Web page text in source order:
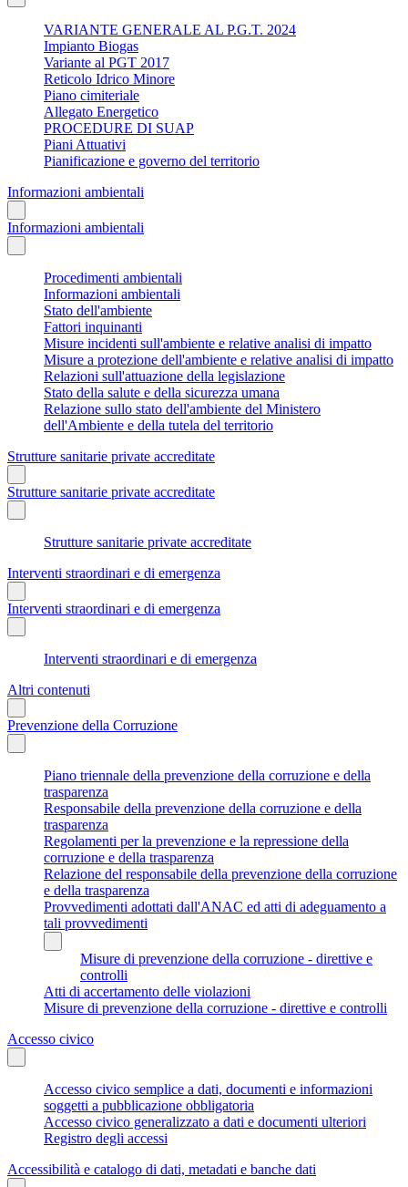
VARIANTE GENERALE AL P.G.T. 2024
Impianto Biogas
Variante al PGT 2017
Reticolo Idrico Minore
Piano cimiteriale
Allegato Energetico
PROCEDURE DI SUAP
Piani Attuativi
Pianificazione e governo del territorio
Informazioni ambientali
Informazioni ambientali
Procedimenti ambientali
Informazioni ambientali
Stato dell'ambiente
Fattori inquinanti
Misure incidenti sull'ambiente e relative analisi di impatto
Misure a protezione dell'ambiente e relative analisi di impatto
Relazioni sull'attuazione della legislazione
Stato della salute e della sicurezza umana
Relazione sullo stato dell'ambiente del Ministero
dell'Ambiente e della tutela del territorio
Strutture sanitarie private accreditate
Strutture sanitarie private accreditate
Strutture sanitarie private accreditate
Interventi straordinari e di emergenza
Interventi straordinari e di emergenza
Interventi straordinari e di emergenza
Altri contenuti
Prevenzione della Corruzione
Piano triennale della prevenzione della corruzione e della
trasparenza
Responsabile della prevenzione della corruzione e della
trasparenza
Regolamenti per la prevenzione e la repressione della
corruzione e della trasparenza
Relazione del responsabile della prevenzione della corruzione
e della trasparenza
Provvedimenti adottati dall'ANAC ed atti di adeguamento a
tali provvedimenti
Misure di prevenzione della corruzione - direttive e
controlli
Atti di accertamento delle violazioni
Misure di prevenzione della corruzione - direttive e controlli
Accesso civico
Accesso civico semplice a dati, documenti e informazioni
soggetti a pubblicazione obbligatoria
Accesso civico generalizzato a dati e documenti ulteriori
Registro degli accessi
Accessibilità e catalogo di dati, metadati e banche dati